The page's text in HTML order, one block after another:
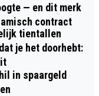
— en dit merk
contract
tientallen
je het doorhebt:
in spaargeld